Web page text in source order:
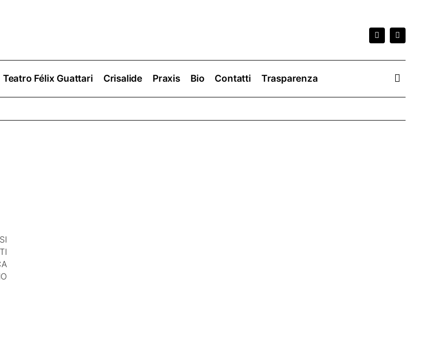
Teatro Félix Guattari Crisalide Praxis Bio Contatti Trasparenza